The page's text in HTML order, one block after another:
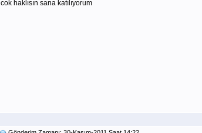
cok haklısın sana katılıyorum